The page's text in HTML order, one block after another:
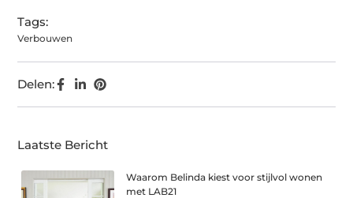
Tags:
Verbouwen
Delen:
Laatste Bericht
Waarom Belinda kiest voor stijlvol wonen
met LAB21